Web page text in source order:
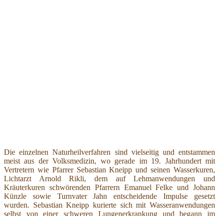
Die einzelnen Naturheilverfahren sind vielseitig und entstammen
meist aus der Volksmedizin, wo gerade im 19. Jahrhundert mit
Vertretern wie Pfarrer Sebastian Kneipp und seinen Wasserkuren,
Lichtarzt Arnold Rikli, dem auf Lehmanwendungen und
Kräuterkuren schwörenden Pfarrern Emanuel Felke und Johann
Künzle sowie Turnvater Jahn entscheidende Impulse gesetzt
wurden. Sebastian Kneipp kurierte sich mit Wasseranwendungen
selbst von einer schweren Lungenerkrankung und begann im